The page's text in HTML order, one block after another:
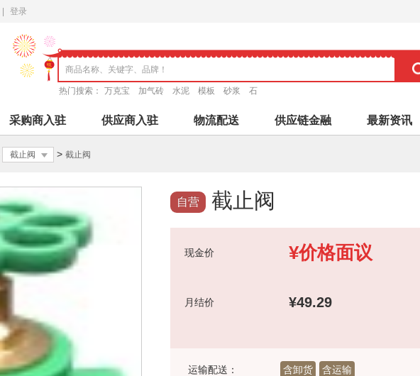
登录
热门搜索： 万克宝 加气砖 水泥 模板 砂浆 石
采购商入驻 供应商入驻 物流配送 供应链金融 最新资讯
截止阀 > 截止阀
自营 截止阀
现金价 ¥价格面议
月结价 ¥49.29
运输配送： 含卸货 含运输